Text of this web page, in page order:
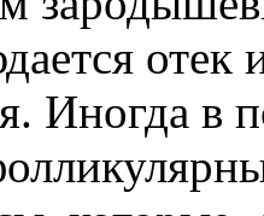
отек
Иногда в